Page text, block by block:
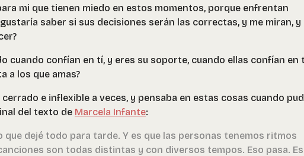
mi que tienen miedo en estos momentos, porque enfrentan
saber si sus decisiones serán las correctas, y me miran, y
cuando confían en tí, y eres su soporte, cuando ellas confían en
a los que amas?
e inflexible a veces, y pensaba en estas cosas cuando
del texto de Marcela Infante:
que dejé todo para tarde. Y es que las personas tenemos ritmos
son todas distintas y con diversos tempos. Eso pasa.